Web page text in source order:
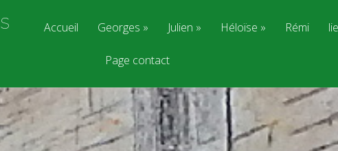
Accueil Georges Julien Héloïse Rémi
Page contact